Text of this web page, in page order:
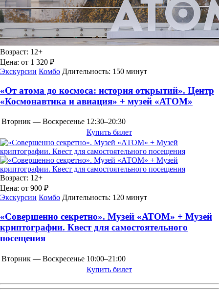
Возраст: 12+
Цена: от 1 320 ₽
Экскурсии Комбо Длительность: 150 минут
«От атома до космоса: история открытий». Центр
«Космонавтика и авиация» + музей «АТОМ»
Вторник — Воскресенье 12:30–20:30
Купить билет
Возраст: 12+
Цена: от 900 ₽
Экскурсии Комбо Длительность: 120 минут
«Совершенно секретно». Музей «АТОМ» + Музей
криптографии. Квест для самостоятельного
посещения
Вторник — Воскресенье 10:00–21:00
Купить билет